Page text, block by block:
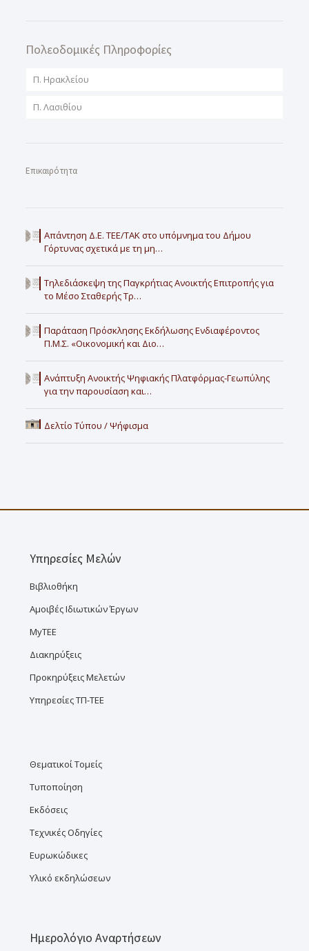
Πολεοδομικές Πληροφορίες
Π. Ηρακλείου
Π. Λασιθίου
Επικαιρότητα
Απάντηση Δ.Ε. ΤΕΕ/ΤΑΚ στο υπόμνημα του Δήμου
Γόρτυνας σχετικά με τη μη…
Τηλεδιάσκεψη της Παγκρήτιας Ανοικτής Επιτροπής για
το Μέσο Σταθερής Τρ…
Παράταση Πρόσκλησης Εκδήλωσης Ενδιαφέροντος
Π.Μ.Σ. «Οικονομική και Διο…
Ανάπτυξη Ανοικτής Ψηφιακής Πλατφόρμας-Γεωπύλης
για την παρουσίαση και…
Δελτίο Τύπου / Ψήφισμα
Υπηρεσίες Μελών
Βιβλιοθήκη
Αμοιβές Ιδιωτικών Έργων
MyTEE
Διακηρύξεις
Προκηρύξεις Μελετών
Υπηρεσίες ΤΠ-ΤΕΕ
Θεματικοί Τομείς
Τυποποίηση
Εκδόσεις
Τεχνικές Οδηγίες
Ευρωκώδικες
Υλικό εκδηλώσεων
Ημερολόγιο Αναρτήσεων